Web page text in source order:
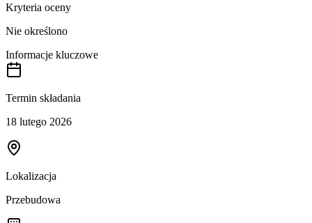
Kryteria oceny
Nie określono
Informacje kluczowe
Termin składania
18 lutego 2026
Lokalizacja
Przebudowa